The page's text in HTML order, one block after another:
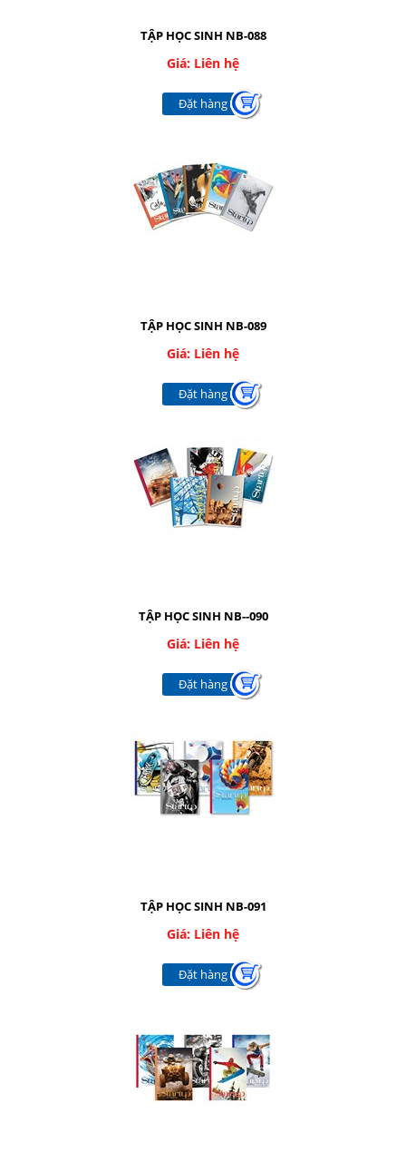
TẬP HỌC SINH NB-088
Giá: Liên hệ
Đặt hàng
TẬP HỌC SINH NB-089
Giá: Liên hệ
Đặt hàng
TẬP HỌC SINH NB--090
Giá: Liên hệ
Đặt hàng
TẬP HỌC SINH NB-091
Giá: Liên hệ
Đặt hàng